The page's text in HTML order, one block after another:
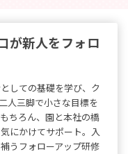
が新人をフォロ
しての基礎を学び、ク
人三脚で小さな目標を
ちろん、園と本社の橋
にかけてサポート。入
うフォローアップ研修